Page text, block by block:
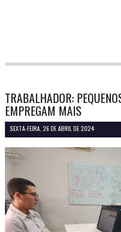
TRABALHADOR:
EMPREGAM MAIS
SEXTA-FEIRA, 26 DE ABRIL DE 2024